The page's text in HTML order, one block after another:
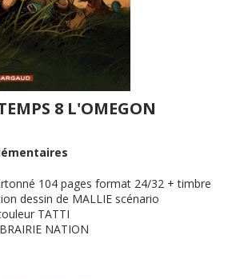
8 L'OMEGON
104 pages format 24/32 + timbre
dessin de MALLIE scénario
TATTI
NATION